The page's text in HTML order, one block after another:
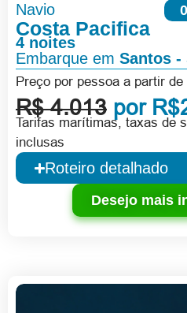
Navio
Costa Pacifica
4 noites
Embarque em Santos -
Preço por pessoa a partir de
R$ 4.013 por
Tarifas marítimas, taxas de
inclusas
Roteiro detalhado
Desejo mais